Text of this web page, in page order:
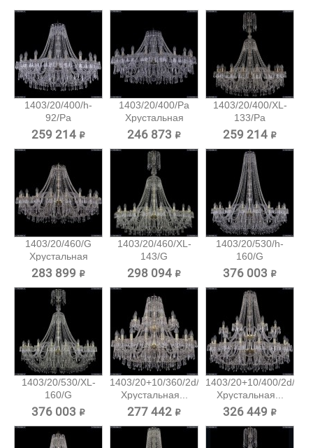
1403/20/400/h-
92/Pa
Хрустальная...
259 214 ₽
1403/20/400/Pa
Хрустальная
подвесная...
246 873 ₽
1403/20/400/XL-
133/Pa
Хрустальная...
259 214 ₽
1403/20/460/G
Хрустальная
подвесная...
283 899 ₽
1403/20/460/XL-
143/G
Хрустальная...
298 094 ₽
1403/20/530/h-
160/G
Хрустальная...
376 003 ₽
1403/20/530/XL-
160/G
Хрустальная...
376 003 ₽
1403/20+10/360/2d/G
Хрустальная...
277 442 ₽
1403/20+10/400/2d/G
Хрустальная...
326 449 ₽